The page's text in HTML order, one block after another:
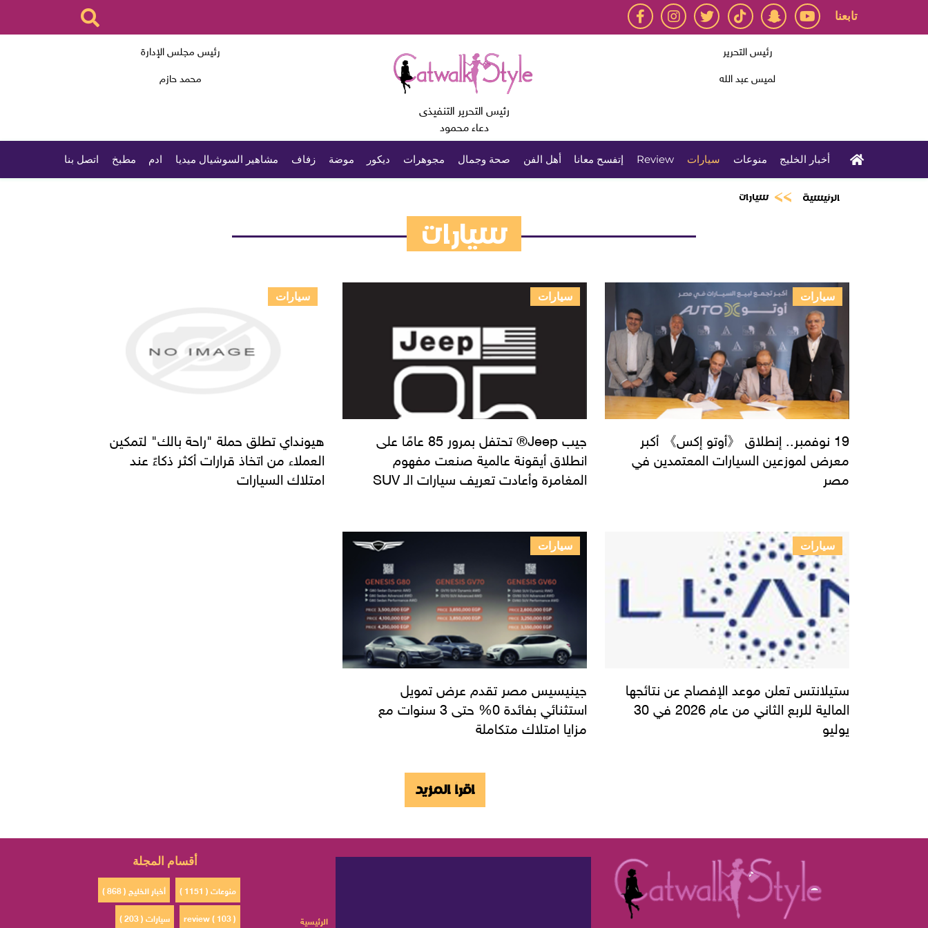
تابعنا
رئيس التحرير
لميس عبد الله
رئيس التحرير التنفيذى
دعاء محمود
رئيس مجلس الإدارة
محمد حازم
أخبار الخليج منوعات سيارات Review إتفسح معانا أهل الفن صحة وجمال مجوهرات ديكور موضة زفاف مشاهير السوشيال ميديا ادم مطبخ اتصل بنا
الرئيسية سيارات
سيارات
سيارات
19 نوفمبر.. إنطلاق 《أوتو إكس》 أكبر
معرض لموزعين السيارات المعتمدين في
مصر
سيارات
جيب Jeep®️ تحتفل بمرور 85 عامًا على
انطلاق أيقونة عالمية صنعت مفهوم
المغامرة وأعادت تعريف سيارات الـ SUV
سيارات
هيونداي تطلق حملة "راحة بالك" لتمكين
العملاء من اتخاذ قرارات أكثر ذكاءً عند
امتلاك السيارات
سيارات
ستيلانتس تعلن موعد الإفصاح عن نتائجها
المالية للربع الثاني من عام 2026 في 30
يوليو
سيارات
جينيسيس مصر تقدم عرض تمويل
استثنائي بفائدة 0% حتى 3 سنوات مع
مزايا امتلاك متكاملة
اقرأ المزيد
أقسام المجلة
أخبار الخليج ( 868 )
منوعات ( 1151 )
سيارات ( 203 )
review ( 103 ) الرئيسية